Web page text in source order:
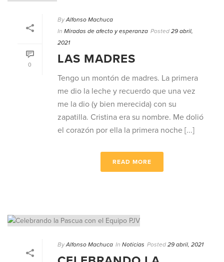
0
By Alfonso Machuca
In Miradas de afecto y esperanza Posted 29 abril,
2021
LAS MADRES
Tengo un montón de madres. La primera
me dio la leche y recuerdo que una vez
me la dio (y bien merecida) con su
zapatilla. Cristina era su nombre. Me dolió
el corazón por ella la primera noche [...]
READ MORE
By Alfonso Machuca In Noticias Posted 29 abril, 2021